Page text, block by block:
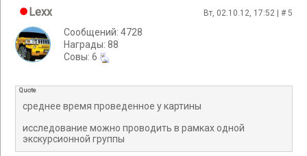
Lexx Вт, 02.10.12, 17:52 | #5
Сообщений: 4728
Награды: 88
Cовы: 6
Quote
среднее время проведенное у картины
исследование можно проводить в рамках одной
экскурсионной группы